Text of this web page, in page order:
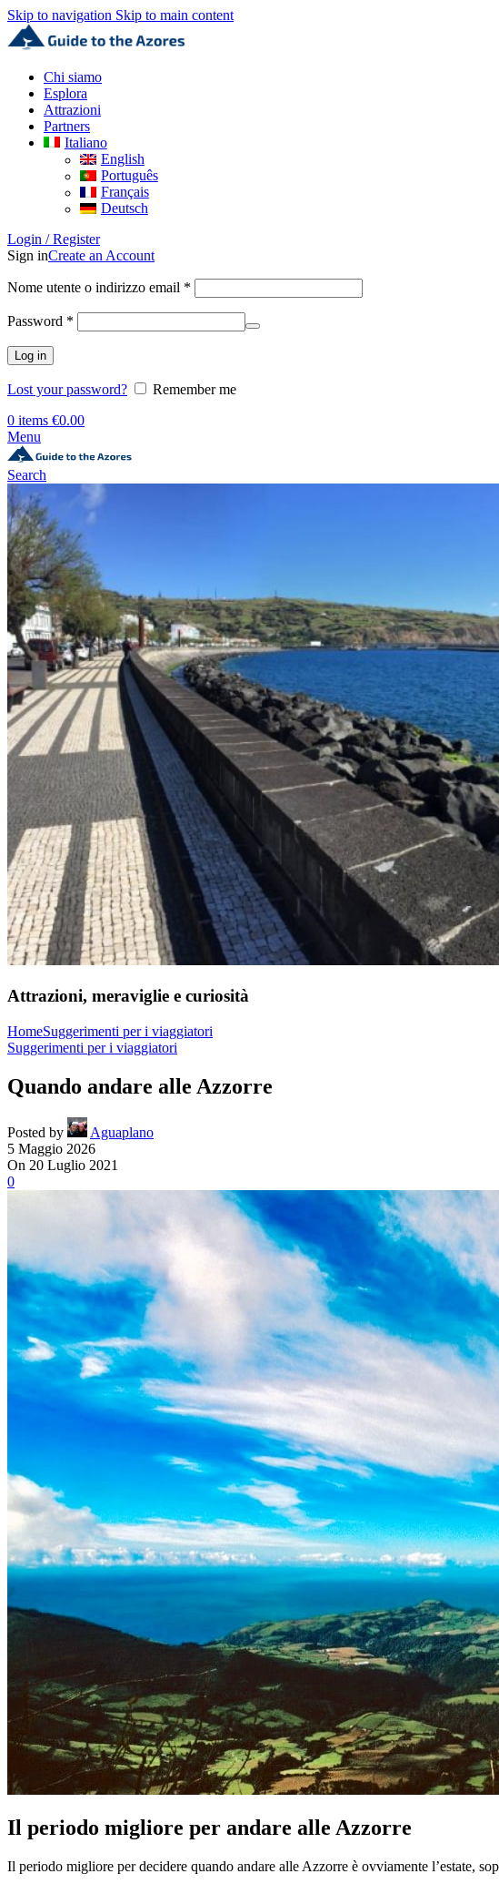
Skip to navigation Skip to main content
Chi siamo
Esplora
Attrazioni
Partners
Italiano
English
Português
Français
Deutsch
Login / Register
Sign inCreate an Account
Nome utente o indirizzo email *
Password *
Log in
Lost your password?
Remember me
0 items €0.00
Menu
Search
Attrazioni, meraviglie e curiosità
HomeSuggerimenti per i viaggiatori
Suggerimenti per i viaggiatori
Quando andare alle Azzorre
Posted by
Aguaplano
5 Maggio 2026
On 20 Luglio 2021
0
Il periodo migliore per andare alle Azzorre
Il periodo migliore per decidere quando andare alle Azzorre è ovviamente l’estate,